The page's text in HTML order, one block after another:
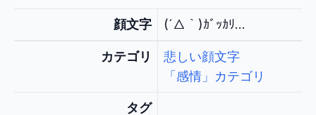
顔文字 (´△｀)ｶﾞｯｶﾘ…
カテゴリ
悲しい顔文字
「感情」カテゴリ
タグ